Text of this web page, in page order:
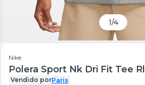
1/4
Nike
Polera Sport Nk Dri Fit Tee Rl
Vendido porParis